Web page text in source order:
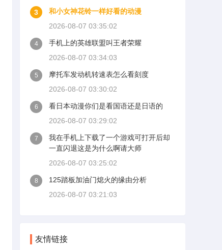
3
和小女神花铃一样好看的动漫
2026-08-07 03:35:02
4
手机上的英雄联盟叫王者荣耀
2026-08-07 03:34:03
5
摩托车发动机转速表怎么看刻度
2026-08-07 03:30:02
6
看日本动漫你们是看国语还是日语的
2026-08-07 03:29:02
7
我在手机上下载了一个游戏可打开后却
一直闪退这是为什么啊请大师
2026-08-07 03:25:02
8
125踏板加油门熄火的缘由分析
2026-08-07 03:21:03
友情链接